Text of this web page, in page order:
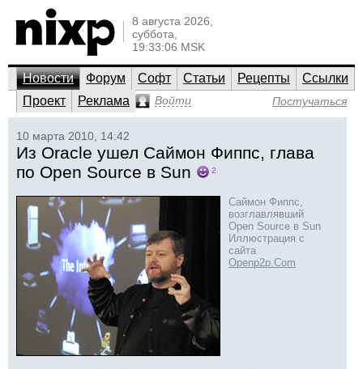
8 августа 2026,
суббота,
19:33:06 MSK
Новости Форум Софт Статьи Рецепты
Ссылки
Проект
Реклама Войти Постучаться
10 марта 2010, 14:42
Из Oracle ушел Саймон Фиппс, глава
по Open Source в Sun
2
Саймон Фиппс,
возглавлявший
Open Source в Sun
Иллюстрация с
сайта
Openp2p.Com